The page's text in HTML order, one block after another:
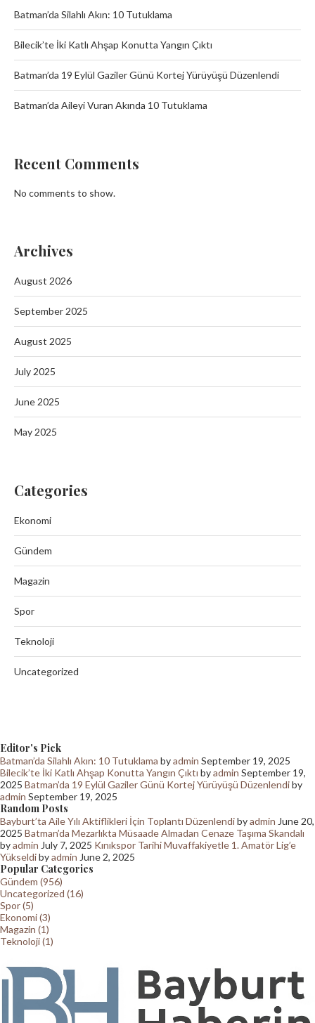
Batman’da Silahlı Akın: 10 Tutuklama
Bilecik’te İki Katlı Ahşap Konutta Yangın Çıktı
Batman’da 19 Eylül Gaziler Günü Kortej Yürüyüşü Düzenlendi
Batman’da Aileyi Vuran Akında 10 Tutuklama
Recent Comments
No comments to show.
Archives
August 2026
September 2025
August 2025
July 2025
June 2025
May 2025
Categories
Ekonomi
Gündem
Magazin
Spor
Teknoloji
Uncategorized
Editor's Pick
Batman’da Silahlı Akın: 10 Tutuklama byadmin September 19, 2025
Bilecik’te İki Katlı Ahşap Konutta Yangın Çıktı byadmin September 19,
2025 Batman’da 19 Eylül Gaziler Günü Kortej Yürüyüşü Düzenlendiby
admin September 19, 2025
Random Posts
Bayburt’ta Aile Yılı Aktiflikleri İçin Toplantı Düzenlendibyadmin June 20,
2025 Batman’da Mezarlıkta Müsaade Almadan Cenaze Taşıma Skandalı
byadmin July 7, 2025 Kınıkspor Tarihi Muvaffakiyetle 1. Amatör Lig’e
Yükseldibyadmin June 2, 2025
Popular Categories
Gündem (956)
Uncategorized (16)
Spor (5)
Ekonomi (3)
Magazin (1)
Teknoloji (1)